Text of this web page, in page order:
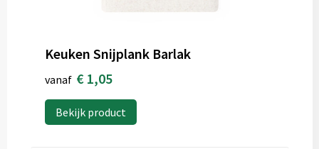
Keuken Snijplank Barlak
vanaf € 1,05
Bekijk product